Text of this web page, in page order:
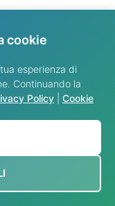
cookie
esperienza di
Continuando la
Policy
Cookie